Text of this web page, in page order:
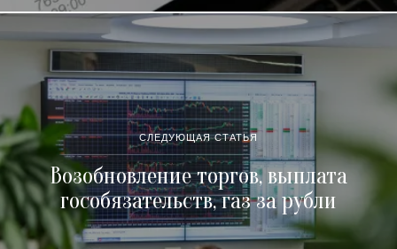
СЛЕДУЮЩАЯ СТАТЬЯ
Возобновление торгов, выплата
гособязательств, газ за рубли